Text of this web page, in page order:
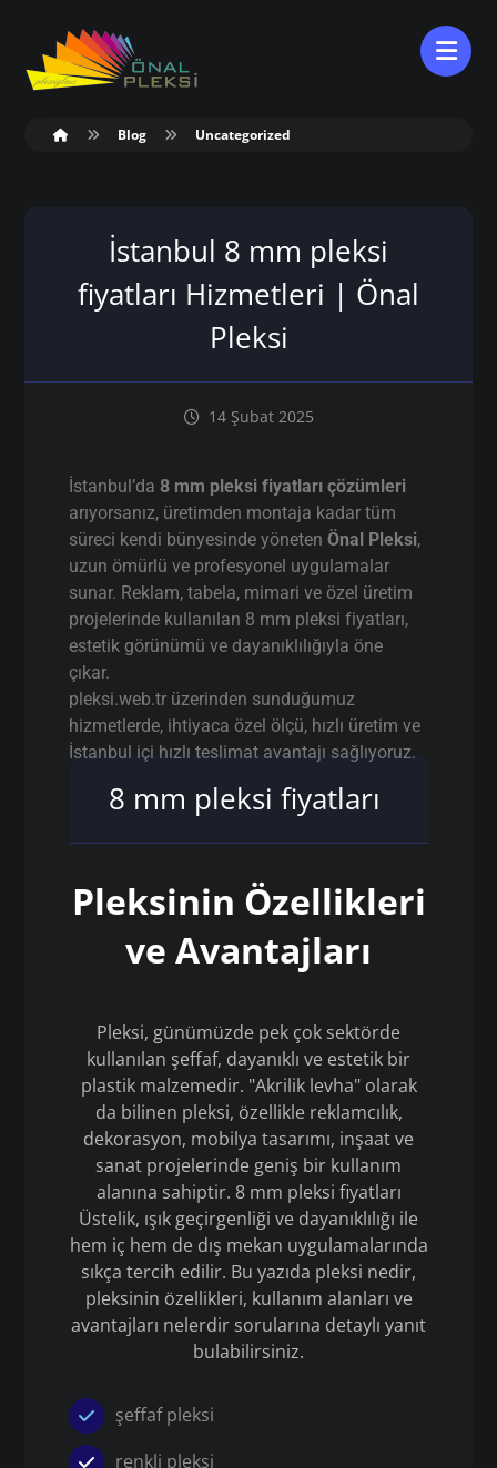
Blog Uncategorized
İstanbul 8 mm pleksi
fiyatları Hizmetleri | Önal
Pleksi
14 Şubat 2025
İstanbul’da 8 mm pleksi fiyatları çözümleri
arıyorsanız, üretimden montaja kadar tüm
süreci kendi bünyesinde yönetenÖnal Pleksi,
uzun ömürlü ve profesyonel uygulamalar
sunar. Reklam, tabela, mimari ve özel üretim
projelerinde kullanılan 8 mm pleksi fiyatları,
estetik görünümü ve dayanıklılığıyla öne
çıkar.
pleksi.web.tr üzerinden sunduğumuz
hizmetlerde, ihtiyaca özel ölçü, hızlı üretim ve
İstanbul içi hızlı teslimat avantajı sağlıyoruz.
8 mm pleksi fiyatları
Pleksinin Özellikleri
ve Avantajları
Pleksi, günümüzde pek çok sektörde
kullanılan şeffaf, dayanıklı ve estetik bir
plastik malzemedir. "Akrilik levha" olarak
da bilinen pleksi, özellikle reklamcılık,
dekorasyon, mobilya tasarımı, inşaat ve
sanat projelerinde geniş bir kullanım
alanına sahiptir. 8 mm pleksi fiyatları
Üstelik, ışık geçirgenliği ve dayanıklılığı ile
hem iç hem de dış mekan uygulamalarında
sıkça tercih edilir. Bu yazıda pleksi nedir,
pleksinin özellikleri, kullanım alanları ve
avantajları nelerdir sorularına detaylı yanıt
bulabilirsiniz.
şeffaf pleksi
renkli pleksi